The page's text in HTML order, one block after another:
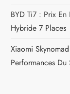
BYD Ti7 : Prix
Hybride 7 Places
Xiaomi
Performances